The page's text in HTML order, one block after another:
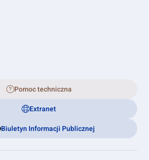
Pomoc techniczna
Extranet
Biuletyn Informacji Publicznej